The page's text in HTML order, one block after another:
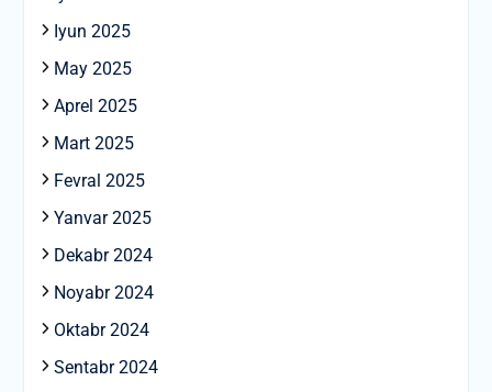
Iyun 2025
May 2025
Aprel 2025
Mart 2025
Fevral 2025
Yanvar 2025
Dekabr 2024
Noyabr 2024
Oktabr 2024
Sentabr 2024